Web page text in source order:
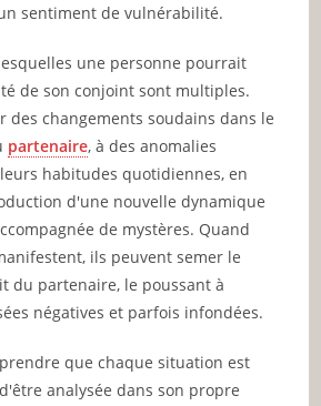
sentiment de vulnérabilité.
une personne pourrait
de son conjoint sont multiples.
des changements soudains dans le
partenaire, à des anomalies
habitudes quotidiennes, en
d'une nouvelle dynamique
de mystères. Quand
ils peuvent semer le
du partenaire, le poussant à
négatives et parfois infondées.
que chaque situation est
analysée dans son propre